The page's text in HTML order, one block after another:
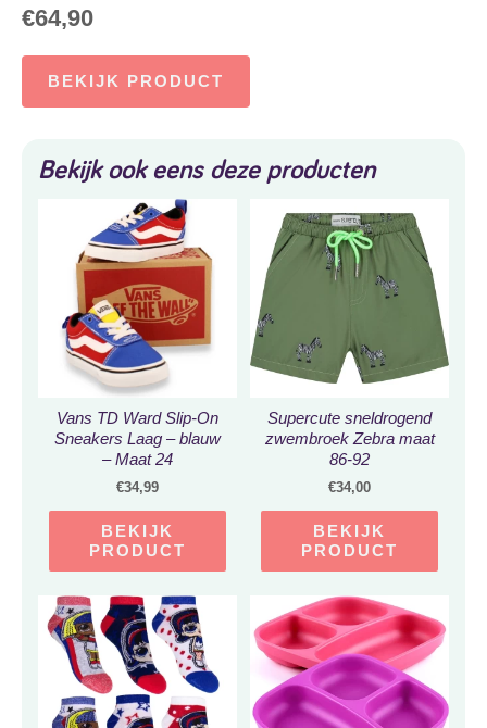
€64,90
BEKIJK PRODUCT
Bekijk ook eens deze producten
Vans TD Ward Slip-On
Sneakers Laag – blauw
– Maat 24
€34,99
BEKIJK
PRODUCT
Supercute sneldrogend
zwembroek Zebra maat
86-92
€34,00
BEKIJK
PRODUCT